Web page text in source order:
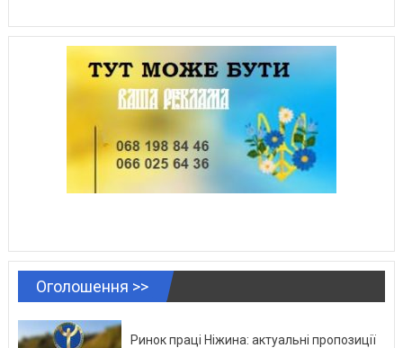
Оголошення >>
Ринок праці Ніжина: актуальні пропозиції